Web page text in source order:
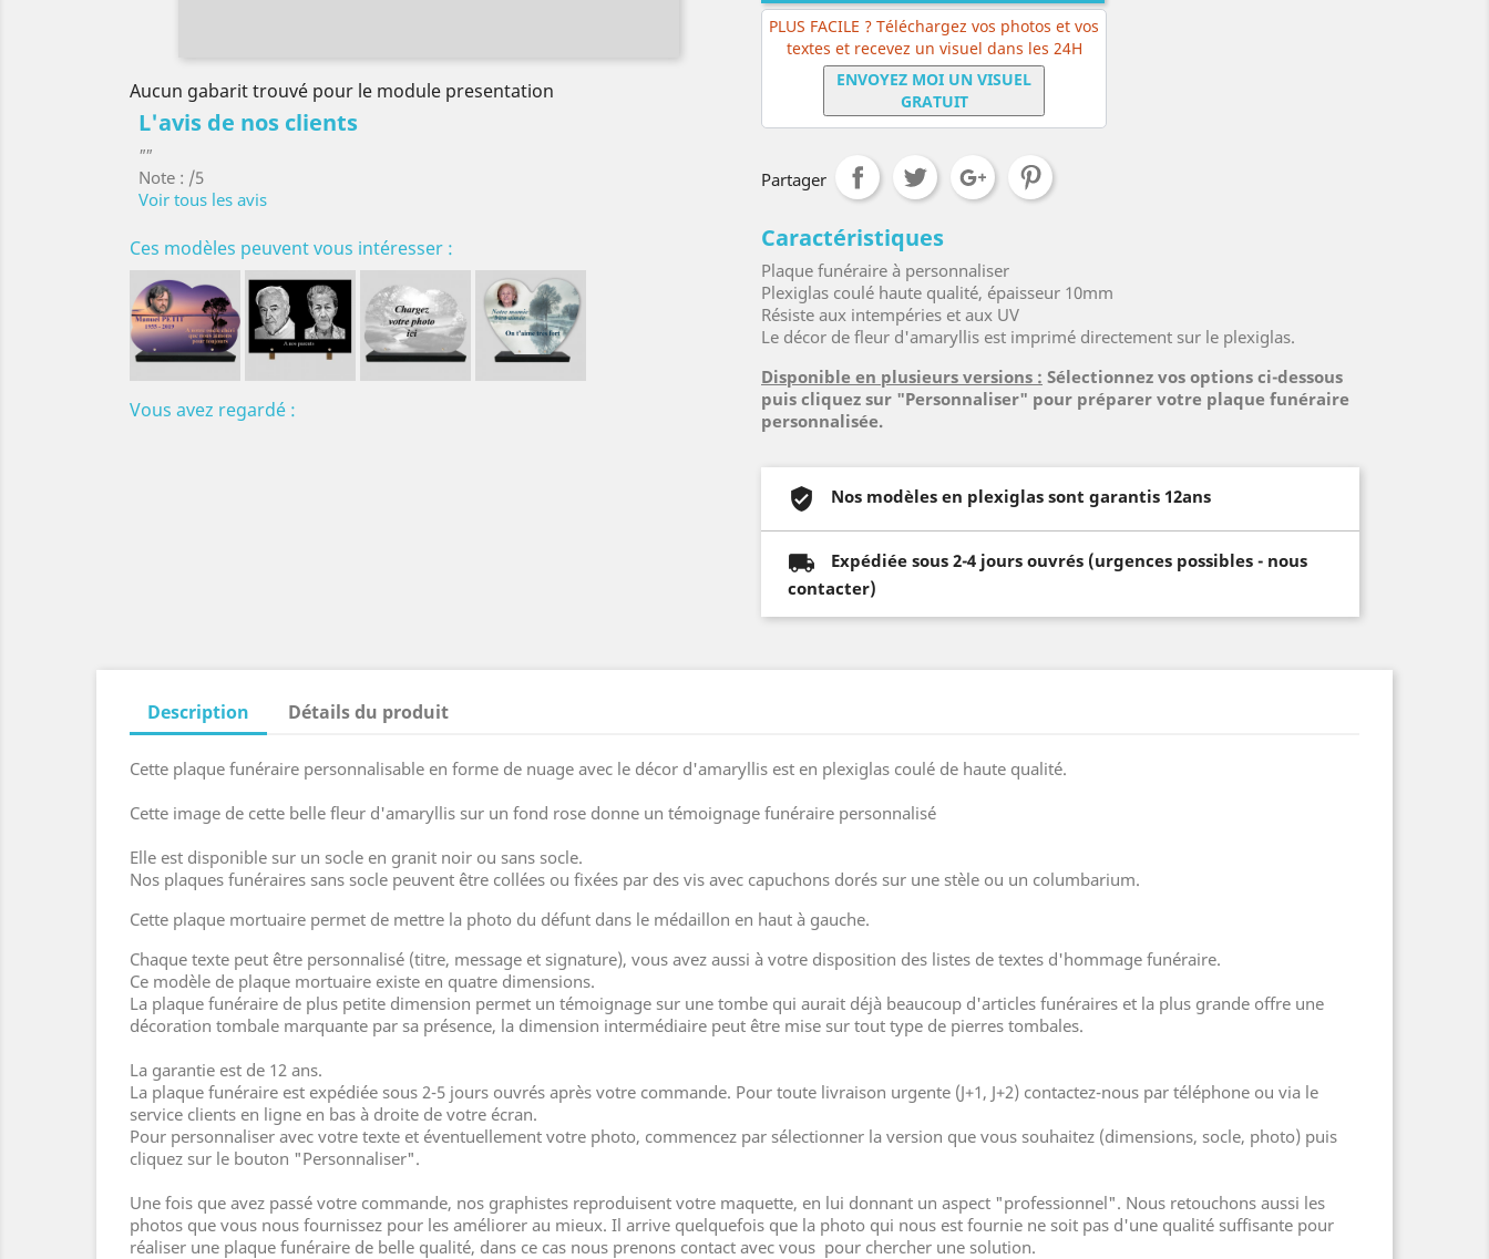
Aucun gabarit trouvé pour le module presentation
L'avis de nos clients
""
Note : /5
Voir tous les avis
Ces modèles peuvent vous intéresser :
Vous avez regardé :
PLUS FACILE ? Téléchargez vos photos et vos
textes et recevez un visuel dans les 24H
ENVOYEZ MOI UN VISUEL
GRATUIT
Partager
Caractéristiques
Plaque funéraire à personnaliser
Plexiglas coulé haute qualité, épaisseur 10mm
Résiste aux intempéries et aux UV
Le décor de fleur d'amaryllis est imprimé directement sur le plexiglas.
Disponible en plusieurs versions : Sélectionnez vos options ci-dessous
puis cliquez sur "Personnaliser" pour préparer votre plaque funéraire
personnalisée.
Nos modèles en plexiglas sont garantis 12ans
Expédiée sous 2-4 jours ouvrés (urgences possibles - nous
contacter)
Description Détails du produit
Cette plaque funéraire personnalisable en forme de nuage avec le décor d'amaryllis est en plexiglas coulé de haute qualité.
Cette image de cette belle fleur d'amaryllis sur un fond rose donne un témoignage funéraire personnalisé
Elle est disponible sur un socle en granit noir ou sans socle.
Nos plaques funéraires sans socle peuvent être collées ou fixées par des vis avec capuchons dorés sur une stèle ou un columbarium.
Cette plaque mortuaire permet de mettre la photo du défunt dans le médaillon en haut à gauche.
Chaque texte peut être personnalisé (titre, message et signature), vous avez aussi à votre disposition des listes de textes d'hommage funéraire.
Ce modèle de plaque mortuaire existe en quatre dimensions.
La plaque funéraire de plus petite dimension permet un témoignage sur une tombe qui aurait déjà beaucoup d'articles funéraires et la plus grande offre une
décoration tombale marquante par sa présence, la dimension intermédiaire peut être mise sur tout type de pierres tombales.
La garantie est de 12 ans.
La plaque funéraire est expédiée sous 2-5 jours ouvrés après votre commande. Pour toute livraison urgente (J+1, J+2) contactez-nous par téléphone ou via le
service clients en ligne en bas à droite de votre écran.
Pour personnaliser avec votre texte et éventuellement votre photo, commencez par sélectionner la version que vous souhaitez (dimensions, socle, photo) puis
cliquez sur le bouton "Personnaliser".
Une fois que avez passé votre commande, nos graphistes reproduisent votre maquette, en lui donnant un aspect "professionnel". Nous retouchons aussi les
photos que vous nous fournissez pour les améliorer au mieux. Il arrive quelquefois que la photo qui nous est fournie ne soit pas d'une qualité suffisante pour
réaliser une plaque funéraire de belle qualité, dans ce cas nous prenons contact avec vous pour chercher une solution.